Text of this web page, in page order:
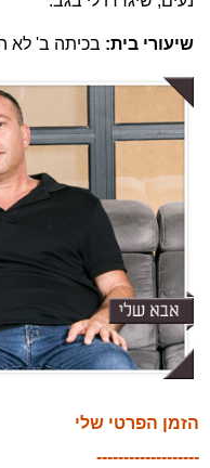
שיעורי בית: בכיתה ב' לא
הזמן הפרטי שלי
-------------------